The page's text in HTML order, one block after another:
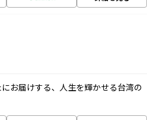
お届けする、人生を輝かせる台湾の